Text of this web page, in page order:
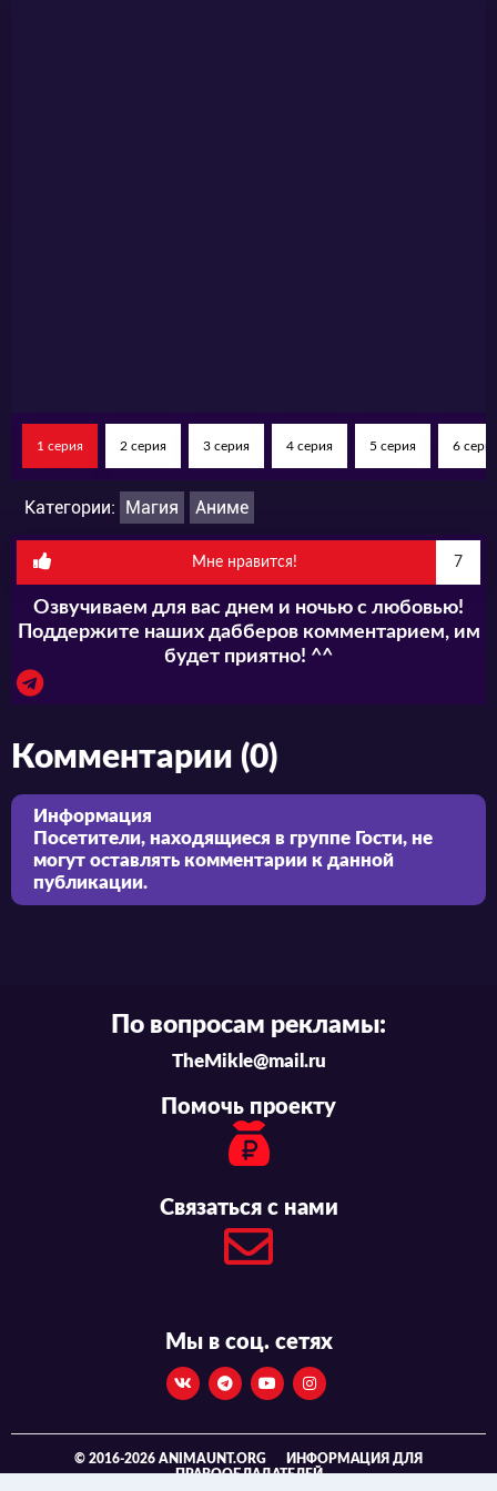
1 серия 2 серия 3 серия 4 серия 5 серия 6
Категории: Магия Аниме
Мне нравится! 7
Озвучиваем для вас днем и ночью с любовью!
Поддержите наших дабберов комментарием, им
будет приятно! ^^
Комментарии (0)
Информация
Посетители, находящиеся в группе Гости, не
могут оставлять комментарии к данной
публикации.
По вопросам рекламы:
TheMikle@mail.ru
Помочь проекту
Связаться с нами
Мы в соц. сетях
© 2016-2026 ANIMAUNT.ORG
ИНФОРМАЦИЯ ДЛЯ
ПРАВООБЛАДАТЕЛЕЙ